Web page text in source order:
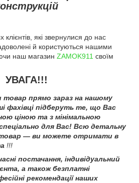
клієнтів, які звернулися до нас
й користуються нашими
наш магазин ZAMOK911 своїм
УВАГА!!!
прямо зараз на нашому
фахівці підберуть те, що Вас
ціною та з мінімальною
для Вас! Всю детальну
— ви можете отримати в
!!!
постачання, індивідуальний
а також безплатні
рекомендації наших